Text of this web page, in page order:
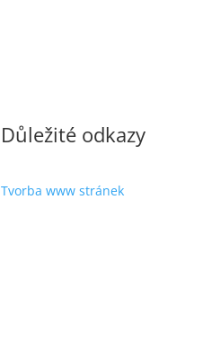
Důležité odkazy
Tvorba www stránek